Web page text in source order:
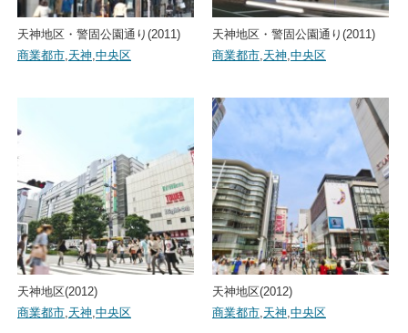
天神地区・警固公園通り(2011)
商業都市,天神,中央区
天神地区・警固公園通り(2011)
商業都市,天神,中央区
天神地区(2012)
商業都市,天神,中央区
天神地区(2012)
商業都市,天神,中央区